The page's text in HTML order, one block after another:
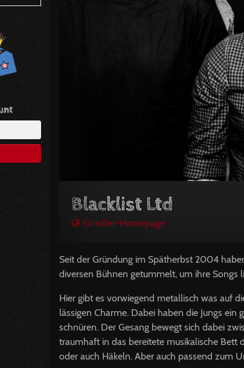
Blacklist Ltd
Künstler-Homepage
Seit der Gründung im Spätherbst 2004
diversen Bühnen getummelt, um ihre Songs
Hier gibt es vorwiegend metallisch was auf
lässigen Charme. Dabei haben die Jungs
schnüren. Der Gesang bewegt sich dabei
traumhaft in das bereitete musikalische Bett
oder auch Häkeln. Aber auch passend zum